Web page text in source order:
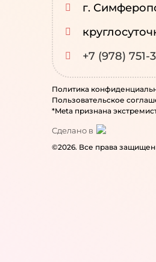
г.
+7 (978) 751-
Политика
Пользовательское
*Meta признана
Сделано в
©2026. Все права